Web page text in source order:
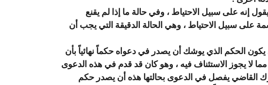
إنه على سبيل الاحتياط ، وفي حالة ما إذا لم يقنع
على سبيل الاحتياط ، وهي الحالة الدقيقة التي يجب أن
الحكم الذي يوشك أن يصدر في دعواه حكماً نهائياً بأن
لا يجوز الاستئناف فيه ، وهو كان قد قدم في هذه الدعوى
القاضي يفصل في الدعوى بحالتها هذه أن يصدر حكم